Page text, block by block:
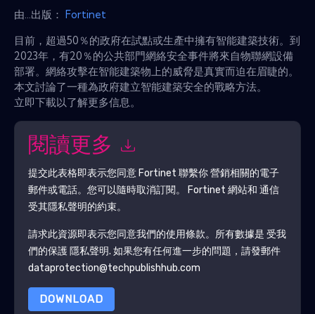
由...出版： Fortinet
目前，超過50％的政府在試點或生產中擁有智能建築技術。到
2023年，有20％的公共部門網絡安全事件將來自物聯網設備
部署。網絡攻擊在智能建築物上的威脅是真實而迫在眉睫的。
本文討論了一種為政府建立智能建築安全的戰略方法。
立即下載以了解更多信息。
閱讀更多
提交此表格即表示您同意 Fortinet 聯繫你 營銷相關的電子
郵件或電話。您可以隨時取消訂閱。
Fortinet 網站和 通信
受其隱私聲明的約束。
請求此資源即表示您同意我們的使用條款。所有數據是 受我
們的保護 隱私聲明. 如果您有任何進一步的問題，請發郵件
dataprotection@techpublishhub.com
DOWNLOAD